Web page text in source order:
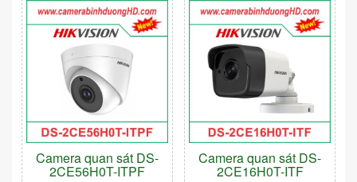
Camera quan sát DS-
2CE56H0T-ITPF
Camera quan sát DS-
2CE16H0T-ITF